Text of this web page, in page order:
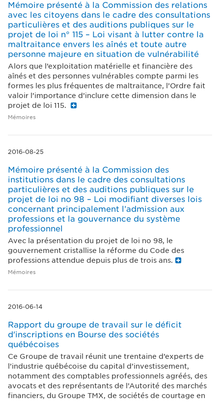
Mémoire présenté à la Commission des relations
avec les citoyens dans le cadre des consultations
particulières et des auditions publiques sur le
projet de loi n° 115 – Loi visant à lutter contre la
maltraitance envers les aînés et toute autre
personne majeure en situation de vulnérabilité
Alors que l’exploitation matérielle et financière des
aînés et des personnes vulnérables compte parmi les
formes les plus fréquentes de maltraitance, l’Ordre fait
valoir l’importance d’inclure cette dimension dans le
projet de loi 115.
Mémoires
2016-08-25
Mémoire présenté à la Commission des
institutions dans le cadre des consultations
particulières et des auditions publiques sur le
projet de loi no 98 – Loi modifiant diverses lois
concernant principalement l’admission aux
professions et la gouvernance du système
professionnel
Avec la présentation du projet de loi no 98, le
gouvernement cristallise la réforme du Code des
professions attendue depuis plus de trois ans.
Mémoires
2016-06-14
Rapport du groupe de travail sur le déficit
d'inscriptions en Bourse des sociétés
québécoises
Ce Groupe de travail réunit une trentaine d’experts de
l’industrie québécoise du capital d’investissement,
notamment des comptables professionnels agréés, des
avocats et des représentants de l’Autorité des marchés
financiers, du Groupe TMX, de sociétés de courtage en